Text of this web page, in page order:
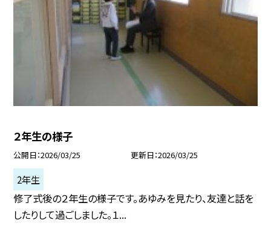
２年生の様子
公開日 2026/03/25 更新日 2026/03/25
2年生
修了式後の２年生の様子です。あゆみを見たり、友達と話を
したりして過ごしました。１...